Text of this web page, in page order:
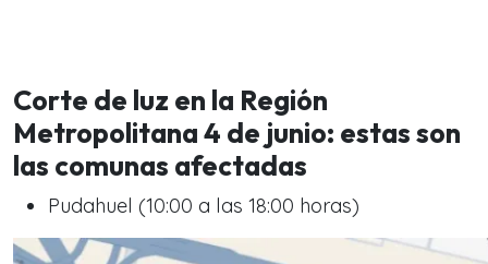
Corte de luz en la Región
Metropolitana 4 de junio: estas son
las comunas afectadas
Pudahuel (10:00 a las 18:00 horas)